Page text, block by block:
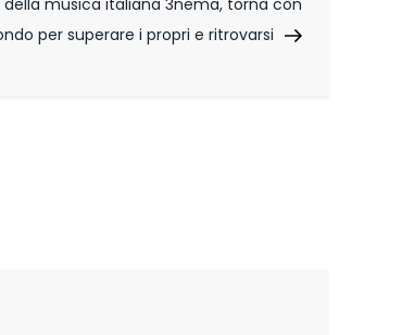
per superare i propri e ritrovarsi